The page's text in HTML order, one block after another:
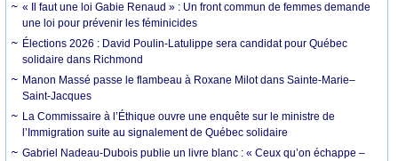
« Il faut une loi Gabie Renaud » : Un front commun de femmes demande
une loi pour prévenir les féminicides
Élections 2026 : David Poulin-Latulippe sera candidat pour Québec
solidaire dans Richmond
Manon Massé passe le flambeau à Roxane Milot dans Sainte-Marie–
Saint-Jacques
La Commissaire à l’Éthique ouvre une enquête sur le ministre de
l’Immigration suite au signalement de Québec solidaire
Gabriel Nadeau-Dubois publie un livre blanc : « Ceux qu’on échappe –